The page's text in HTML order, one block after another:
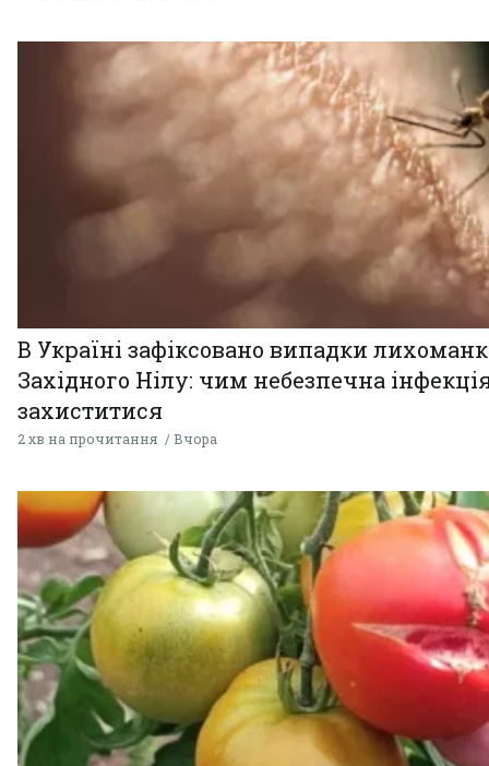
В Україні зафіксовано випадки
Західного Нілу: чим небезпечна
захиститися
2 хв на прочитання Вчора